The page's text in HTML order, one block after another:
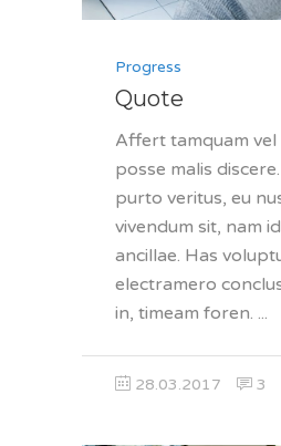
Progress
Quote
Affert tamquam vel
posse malis
purto veritus, eu
vivendum sit, nam
ancillae. Has
electramero
in, timeam foren.
28.03.2017 3